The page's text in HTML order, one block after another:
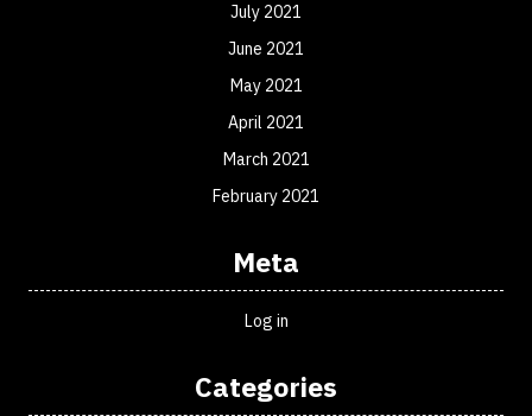
July 2021
June 2021
May 2021
April 2021
March 2021
February 2021
Meta
Log in
Categories